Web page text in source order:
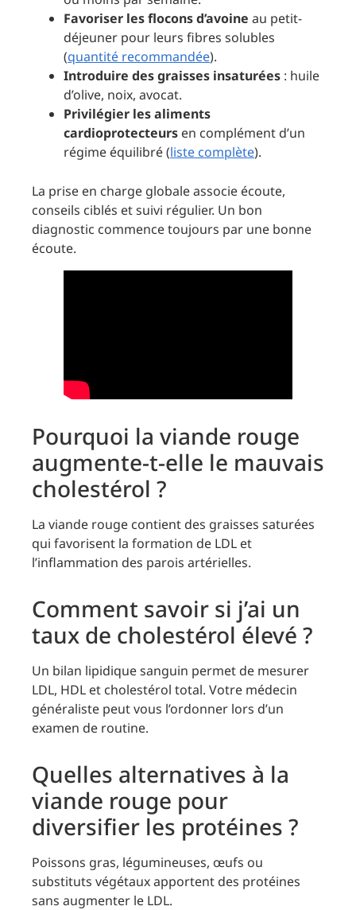
Favoriser les flocons d’avoine au petit-
déjeuner pour leurs fibres solubles
(quantité recommandée).
Introduire des graisses insaturées : huile
d’olive, noix, avocat.
Privilégier les aliments
cardioprotecteurs en complément d’un
régime équilibré (liste complète).
La prise en charge globale associe écoute,
conseils ciblés et suivi régulier. Un bon
diagnostic commence toujours par une bonne
écoute.
Pourquoi la viande rouge
augmente-t-elle le mauvais
cholestérol ?
La viande rouge contient des graisses saturées
qui favorisent la formation de LDL et
l’inflammation des parois artérielles.
Comment savoir si j’ai un
taux de cholestérol élevé ?
Un bilan lipidique sanguin permet de mesurer
LDL, HDL et cholestérol total. Votre médecin
généraliste peut vous l’ordonner lors d’un
examen de routine.
Quelles alternatives à la
viande rouge pour
diversifier les protéines ?
Poissons gras, légumineuses, œufs ou
substituts végétaux apportent des protéines
sans augmenter le LDL.